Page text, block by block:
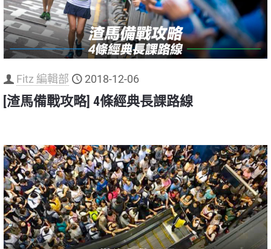
Fitz 編輯部 2018-12-06
[渣馬備戰攻略] 4條經典長課路線